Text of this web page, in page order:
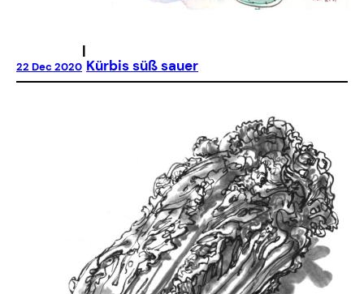
22 Dec 2020
|
Kürbis süß sauer